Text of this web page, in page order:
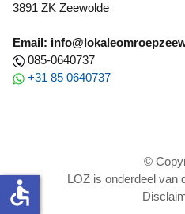
3891 ZK Zeewolde
Email:
085-0640737
+31 85 0640737
©
LOZ is onderdeel van
accessible